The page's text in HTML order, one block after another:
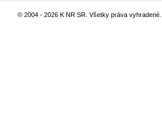
© 2004 - 2026 K NR SR. Všetky práva vyhradené.